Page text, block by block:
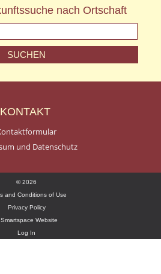
nach Ortschaft
KONTAKT
und Datenschutz
© 2026
and Conditions of Use
Privacy Policy
Smartspace Website
Log In